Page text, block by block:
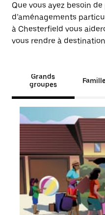
Que vous ayez besoin de
d’aménagements
à Chesterfield vous
vous rendre à
Grands
groupes